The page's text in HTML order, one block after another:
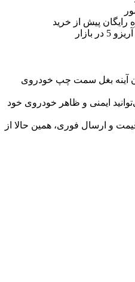
پیش از خرید
بازار
آینه بغل سمت چپ خودروی
ایمنی و ظاهر خودروی خود
و ارسال فوری، همین حالا از